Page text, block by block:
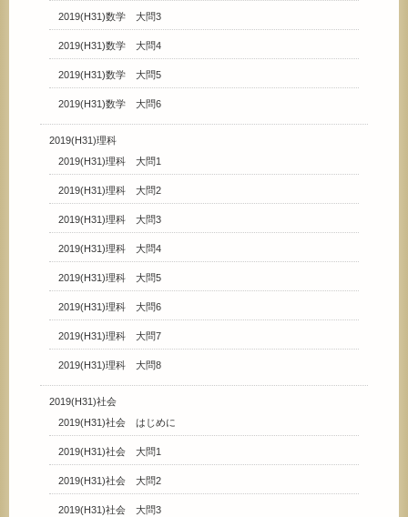
2019(H31)数学 大問3
2019(H31)数学 大問4
2019(H31)数学 大問5
2019(H31)数学 大問6
2019(H31)理科
2019(H31)理科 大問1
2019(H31)理科 大問2
2019(H31)理科 大問3
2019(H31)理科 大問4
2019(H31)理科 大問5
2019(H31)理科 大問6
2019(H31)理科 大問7
2019(H31)理科 大問8
2019(H31)社会
2019(H31)社会 はじめに
2019(H31)社会 大問1
2019(H31)社会 大問2
2019(H31)社会 大問3